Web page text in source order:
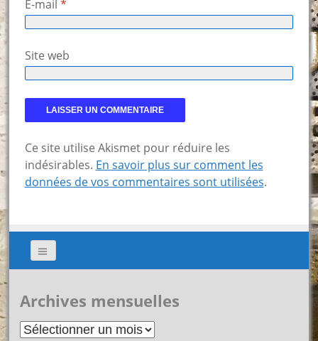
E-mail *
Site web
Ce site utilise Akismet pour réduire les
indésirables. En savoir plus sur comment les
données de vos commentaires sont utilisées.
Archives mensuelles
Archives